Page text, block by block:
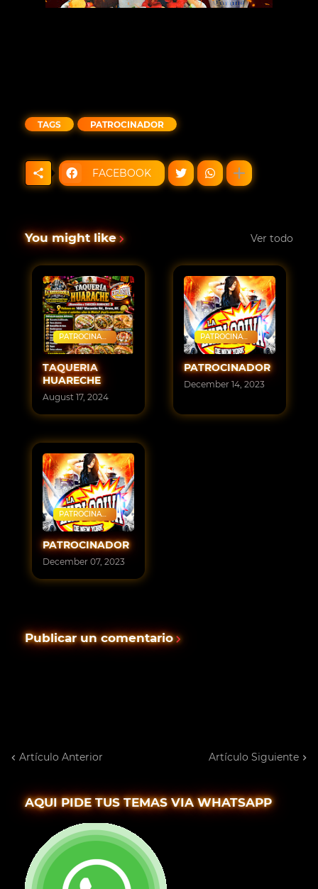
TAGS PATROCINADOR
FACEBOOK
You might like Ver todo
PATROCINAD
OR
TAQUERIA
HUARECHE
August 17, 2024
PATROCINAD
OR
PATROCINADOR
December 14, 2023
PATROCINAD
OR
PATROCINADOR
December 07, 2023
Publicar un comentario
Artículo Anterior Artículo Siguiente
AQUI PIDE TUS TEMAS VIA WHATSAPP